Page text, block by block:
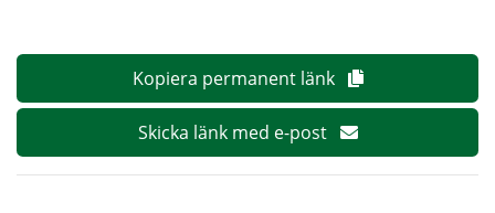
Kopiera permanent länk
Skicka länk med e-post